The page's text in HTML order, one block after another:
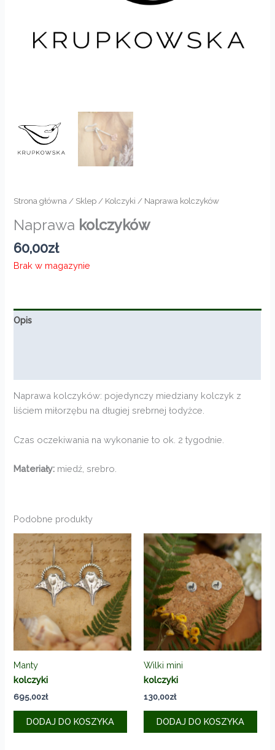
Strona główna / Sklep / Kolczyki / Naprawa kolczyków
Naprawa kolczyków
60,00zł
Brak w magazynie
Opis
Naprawa kolczyków: pojedynczy miedziany kolczyk z
liściem miłorzębu na długiej srebrnej łodyżce.
Czas oczekiwania na wykonanie to ok. 2 tygodnie.
Materiały: miedź, srebro.
Podobne produkty
Manty
kolczyki
695,00zł
DODAJ DO KOSZYKA
Wilki mini
kolczyki
130,00zł
DODAJ DO KOSZYKA